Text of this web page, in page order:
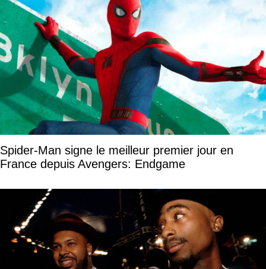
Spider-Man signe le meilleur premier jour en
France depuis Avengers: Endgame